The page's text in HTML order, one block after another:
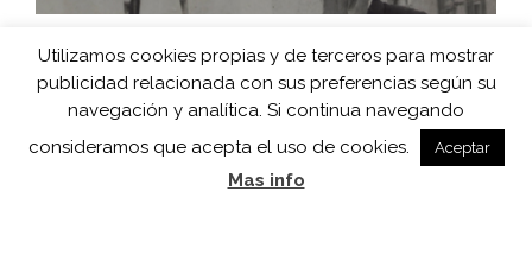
CarnavaldeHerencia.es es la web de información de esta popular
fiesta manchega desarrollada por
Barco de Colegas y D.O. Carnaval de Herencia en colaboración
Utilizamos cookies propias y de terceros para mostrar
publicidad relacionada con sus preferencias según su
navegación y analítica. Si continua navegando
consideramos que acepta el uso de cookies.
Aceptar
Mas info